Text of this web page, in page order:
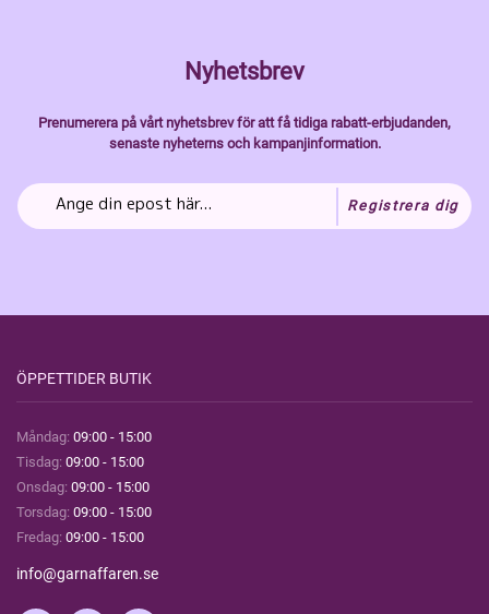
Nyhetsbrev
Prenumerera på vårt nyhetsbrev för att få tidiga rabatt-erbjudanden,
senaste nyheterns och kampanjinformation.
Registrera dig
ÖPPETTIDER BUTIK
Måndag: 09:00 - 15:00
Tisdag: 09:00 - 15:00
Onsdag: 09:00 - 15:00
Torsdag: 09:00 - 15:00
Fredag: 09:00 - 15:00
info@garnaffaren.se